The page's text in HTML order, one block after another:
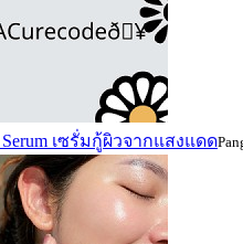
Serum เซรั่มกู้ผิวจากแสงแดด